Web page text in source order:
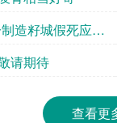
造籽城假死应对
查探的异变者执
请期待
查看更